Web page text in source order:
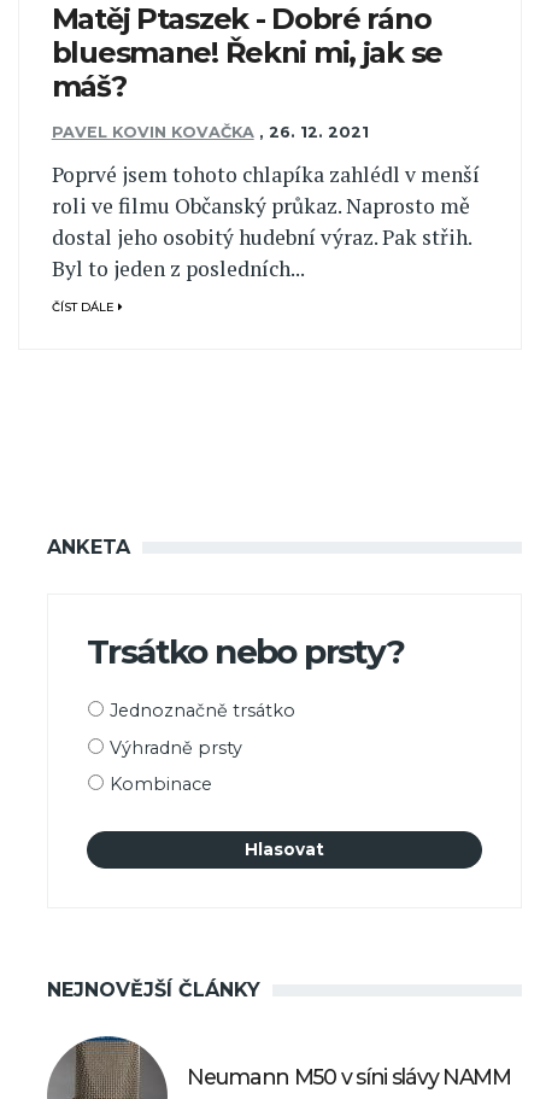
Matěj Ptaszek - Dobré ráno
bluesmane! Řekni mi, jak se
máš?
PAVEL KOVIN KOVAČKA , 26. 12. 2021
Poprvé jsem tohoto chlapíka zahlédl v menší
roli ve filmu Občanský průkaz. Naprosto mě
dostal jeho osobitý hudební výraz. Pak střih.
Byl to jeden z posledních...
ČÍST DÁLE
ANKETA
Trsátko nebo prsty?
Možnosti
Jednoznačně trsátko
Výhradně prsty
Kombinace
NEJNOVĚJŠÍ ČLÁNKY
Neumann M50 v síni slávy NAMM